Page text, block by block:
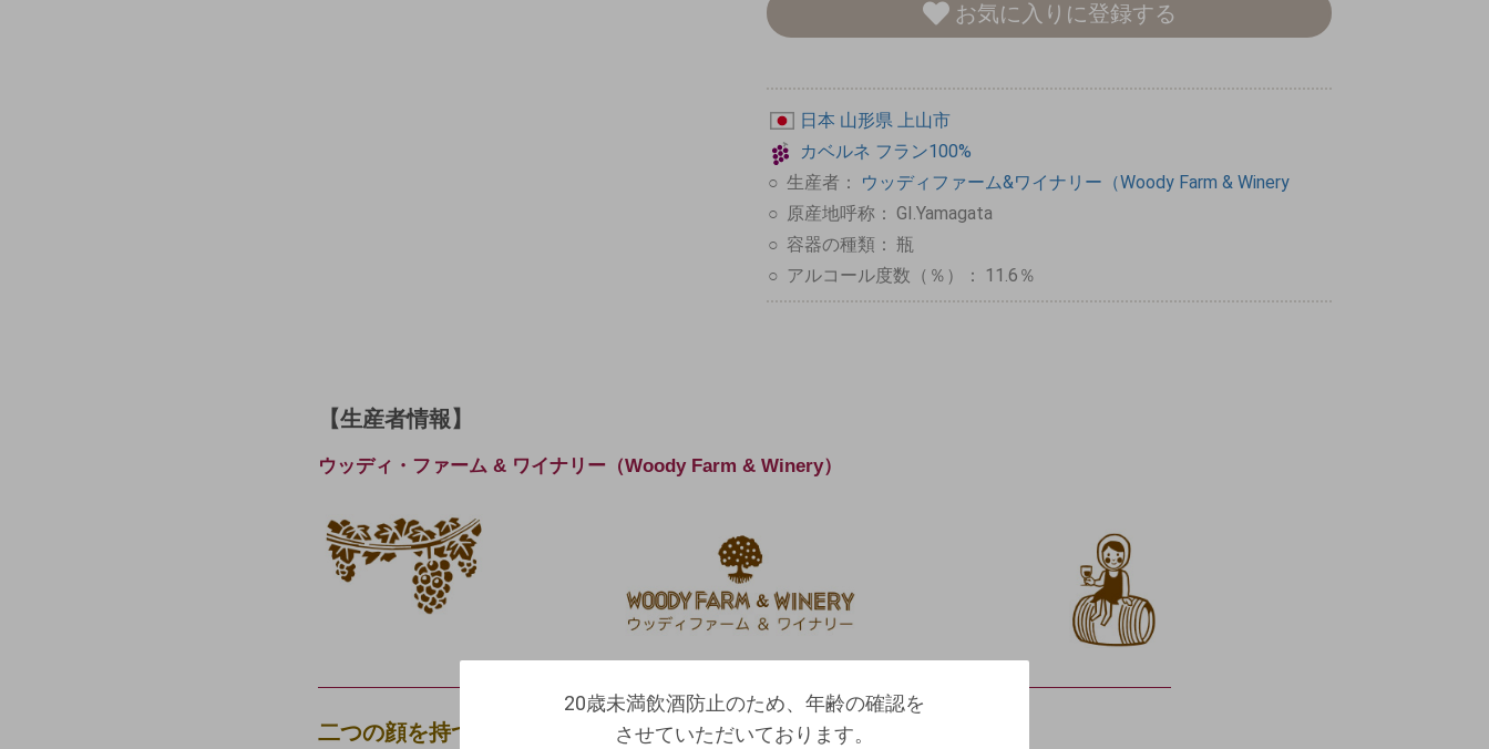
お気に入りに登録する
日本 山形県 上山市
カベルネ フラン100%
生産者：
ウッディファーム&ワイナリー（Woody Farm & Winery
原産地呼称： GI.Yamagata
容器の種類： 瓶
アルコール度数（％）： 11.6％
【生産者情報】
ウッディ・ファーム & ワイナリー（Woody Farm & Winery）
二つの顔を持つ ファーム＆ワイナリー
20歳未満飲酒防止のため、年齢の確認を
させていただいております。
20歳未満飲酒防止のため、年齢の確認を
させていただいております。
ログアウトします。よろしいですか？